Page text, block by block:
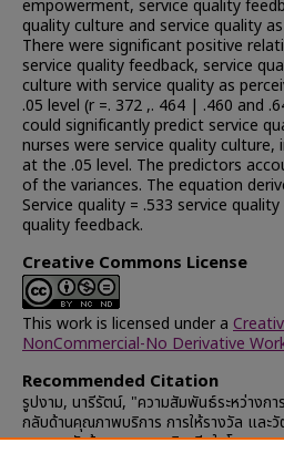
empowerment, service quality
quality culture and service quality
There were significant positive
service quality feedback, service
culture with service quality as
.05 level (r =. 372 ,. 464 | .460 and
could significantly predict service
nurses were service quality
at the .05 level. The predictors
of the variances. The equation
Service quality = .533 service
quality feedback.
Creative Commons License
This work is licensed under a
NonCommercial-No Derivative
Recommended Citation
รูปงาม, นารีรัตน์, "ความสัมพันธ์ระหว่างก
กลับด้านคุณภาพบริการ การให้รางวัล แล
ตามการรับรู้ของพยาบาลวิชาชีพในโรงพย